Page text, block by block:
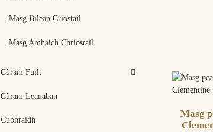
Masg Bilean Criostail
Masg Amhaich Chriostail
Cùram Fuilt
Cùram Leanaban
Cùbhraidh
Masg